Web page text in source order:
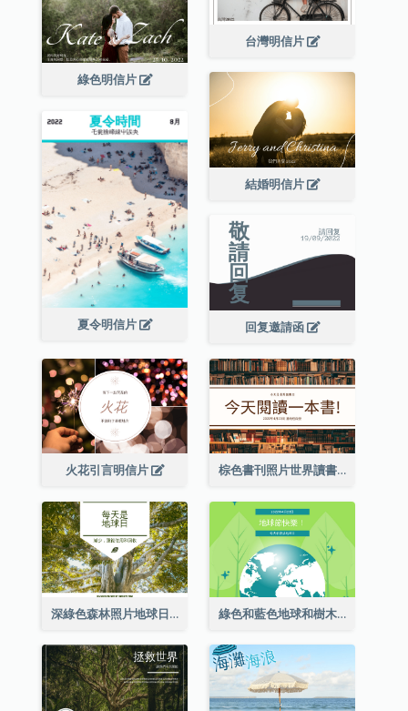
台灣明信片
綠色明信片
結婚明信片
夏令明信片 回复邀請函
火花引言明信片 棕色書刊照片世界讀書日明信片
深綠色森林照片地球日明信片 綠色和藍色地球和樹木插圖地球日明信片